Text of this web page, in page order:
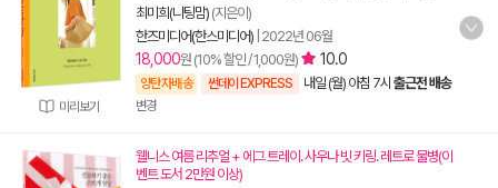
미리보기
최미희(니팅맘) (지은이)
한즈미디어(한스미디어) 2022년 06월
18,000원 (10% 할인 / 1,000원) 10.0
양탄자배송 썬데이 EXPRESS 내일 (월) 아침 7시 출근전 배송
변경
웰니스 여름 리추얼 + 에그 트레이. 사우나 빗 키링. 레트로 물병(이
벤트 도서 2만원 이상)